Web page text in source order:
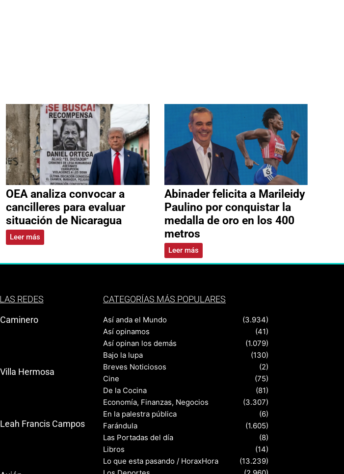
OEA analiza convocar a
cancilleres para evaluar
situación de Nicaragua
Leer más
Abinader felicita a Marileidy
Paulino por conquistar la
medalla de oro en los 400
metros
Leer más
REDES
Caminero
Villa Hermosa
Leah Francis Campos
CATEGORÍAS MÁS POPULARES
Así anda el Mundo
(3.934)
Así opinamos
(41)
Así opinan los demás
(1.079)
Bajo la lupa
(130)
Breves Noticiosos
(2)
Cine
(75)
De la Cocina
(81)
Economía, Finanzas, Negocios
(3.307)
En la palestra pública
(6)
Farándula
(1.605)
Las Portadas del día
(8)
Libros
(14)
Lo que esta pasando / HoraxHora
(13.239)